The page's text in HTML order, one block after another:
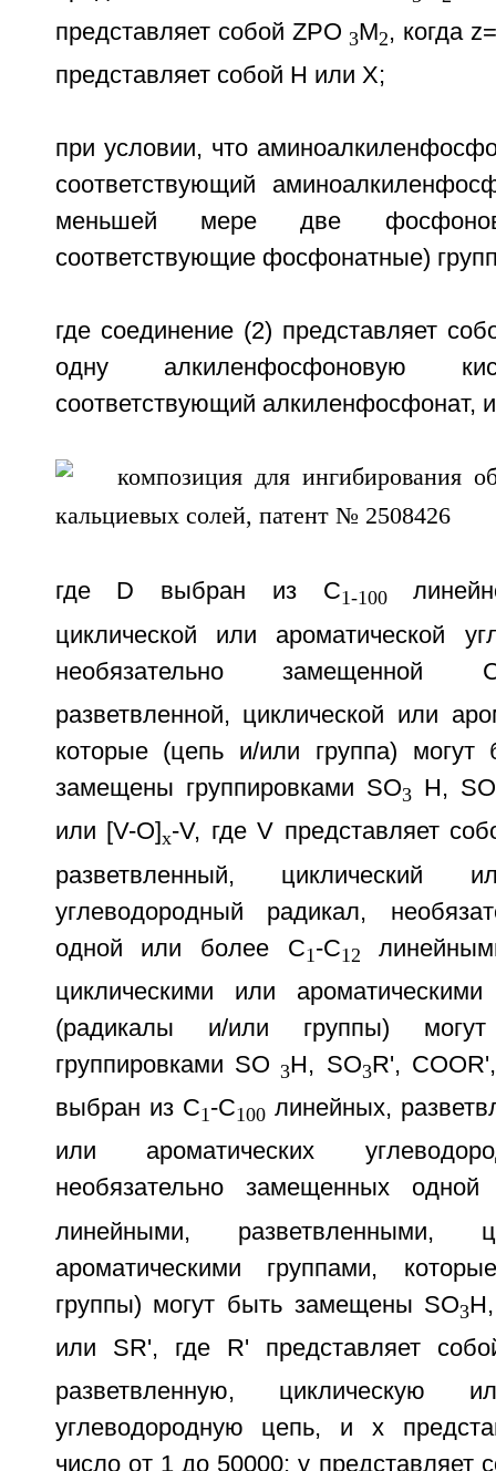
представляет собой ZPO 3M2, когда
представляет собой Н или X;
при условии, что
соответствующий
меньшей мере две
соответствующие фосфонатные)
где соединение (2) представляет
одну алкиленфосфоновую
соответствующий
где D выбран из C1-100
циклической или ароматической
необязательно замещенной
разветвленной, циклической или
которые (цепь и/или группа) могут
замещены группировками SO3 H, SO
или [V-O]x-V, где V представляет
разветвленный, циклический
углеводородный радикал,
одной или более C1 -C12
циклическими или
(радикалы и/или группы)
группировками SO 3H, SO3R',
выбран из C1-C100линейных,
или ароматических
необязательно замещенных
линейными, разветвленными,
ароматическими группами,
группы) могут быть замещены SO3
или SR', где R' представляет
разветвленную, циклическую
углеводородную цепь, и х
число от 1 до 50000; у представляет